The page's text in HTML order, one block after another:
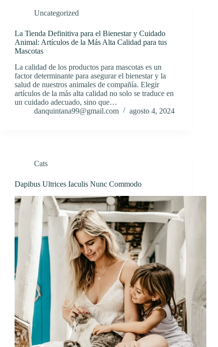
Uncategorized
La Tienda Definitiva para el Bienestar y Cuidado
Animal: Artículos de la Más Alta Calidad para tus
Mascotas
La calidad de los productos para mascotas es un
factor determinante para asegurar el bienestar y la
salud de nuestros animales de compañía. Elegir
artículos de la más alta calidad no solo se traduce en
un cuidado adecuado, sino que…
danquintana99@gmail.com
agosto 4, 2024
Cats
Dapibus Ultrices Iaculis Nunc Commodo